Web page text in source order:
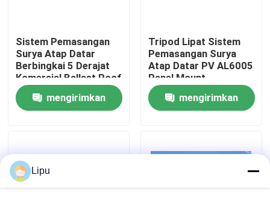
Tur Pabrik
Kontrol kualitas
Kasus
Sistem Pemasangan PV Surya
Sistem Pemasangan
Surya Atap Datar
Berbingkai 5 Derajat
Komersial Ballast Roof
Mount Solar Racking
mengirimkan
Tripod Lipat Sistem
Pemasangan Surya
Atap Datar PV AL6005
Panel Mount
mengirimkan
Lipu